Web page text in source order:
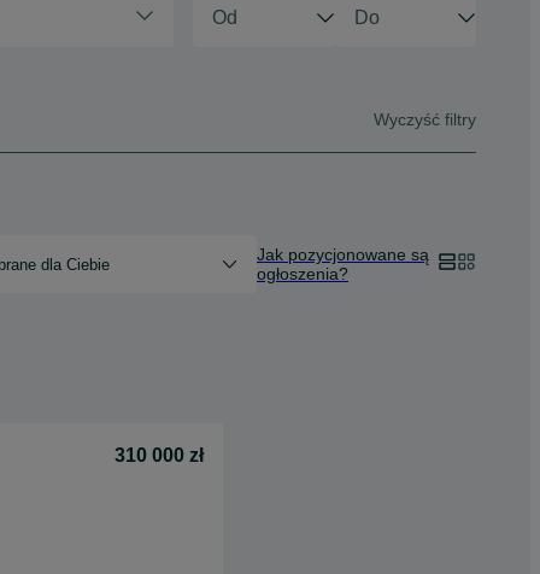
Wyczyść filtry
dla Ciebie
Jak pozycjonowane są
ogłoszenia?
310 000 zł